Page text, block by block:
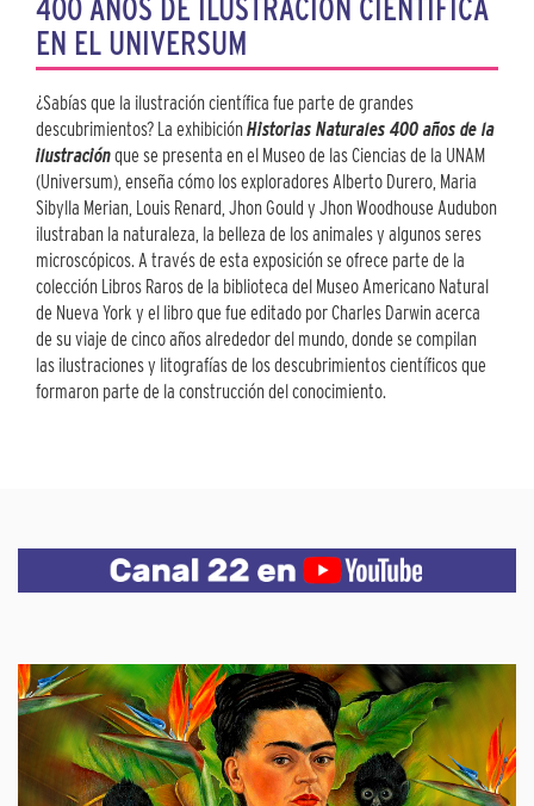
400 AÑOS DE ILUSTRACIÓN CIENTÍFICA
EN EL UNIVERSUM
¿Sabías que la ilustración científica fue parte de grandes
descubrimientos? La exhibiciónHistorias Naturales 400 años de la
ilustraciónque se presenta en el Museo de las Ciencias de la UNAM
(Universum), enseña cómo los exploradores Alberto Durero, Maria
Sibylla Merian, Louis Renard, Jhon Gould y Jhon Woodhouse Audubon
ilustraban la naturaleza, la belleza de los animales y algunos seres
microscópicos. A través de esta exposición se ofrece parte de la
colección Libros Raros de la biblioteca del Museo Americano Natural
de Nueva York y el libro que fue editado por Charles Darwin acerca
de su viaje de cinco años alrededor del mundo, donde se compilan
las ilustraciones y litografías de los descubrimientos científicos que
formaron parte de la construcción del conocimiento.